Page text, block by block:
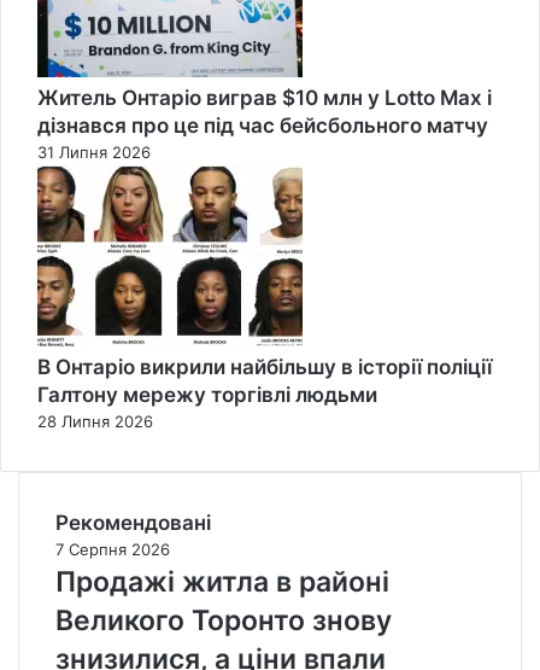
Житель Онтаріо виграв $10 млн у Lotto Max і
дізнався про це під час бейсбольного матчу
31 Липня 2026
В Онтаріо викрили найбільшу в історії поліції
Галтону мережу торгівлі людьми
28 Липня 2026
Рекомендовані
7 Серпня 2026
Продажі житла в районі
Великого Торонто знову
знизилися, а ціни впали